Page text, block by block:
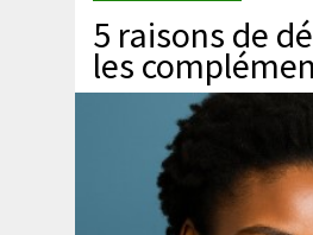
5 raisons de
les